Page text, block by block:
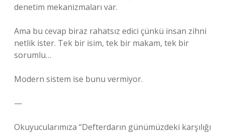
denetim mekanizmaları var.
Ama bu cevap biraz rahatsız edici çünkü insan zihni
netlik ister. Tek bir isim, tek bir makam, tek bir
sorumlu…
Modern sistem ise bunu vermiyor.
—
Okuyucularımıza “Defterdarın günümüzdeki karşılığı